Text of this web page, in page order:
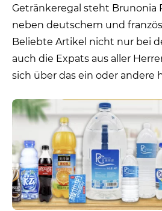
Getränkeregal steht Brunonia
neben deutschem und
Beliebte Artikel nicht nur bei
auch die Expats aus aller
sich über das ein oder andere